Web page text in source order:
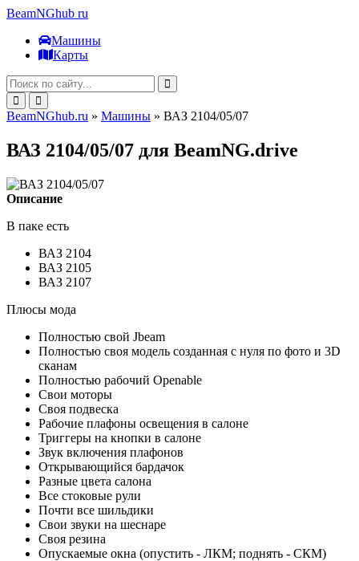
BeamNGhub ru
Машины
Карты
BeamNGhub.ru » Машины » ВАЗ 2104/05/07
ВАЗ 2104/05/07 для BeamNG.drive
Описание
В паке есть
ВАЗ 2104
ВАЗ 2105
ВАЗ 2107
Плюсы мода
Полностью свой Jbeam
Полностью своя модель созданная с нуля по фото и 3D
сканам
Полностью рабочий Openable
Свои моторы
Своя подвеска
Рабочие плафоны освещения в салоне
Триггеры на кнопки в салоне
Звук включения плафонов
Открывающийся бардачок
Разные цвета салона
Все стоковые рули
Почти все шильдики
Свои звуки на шеснаре
Своя резина
Опускаемые окна (опустить - ЛКМ; поднять - СКМ)